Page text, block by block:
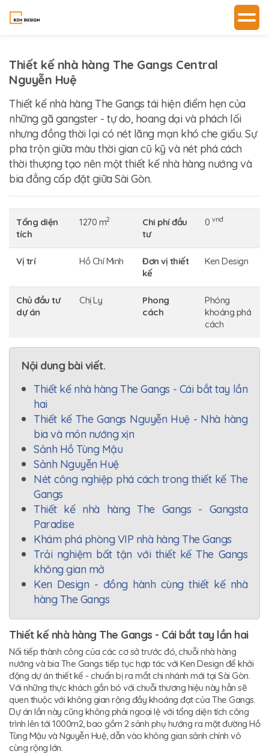
Thiết kế nhà hàng The Gangs Central
Nguyễn Huệ
Thiết kế nhà hàng The Gangs tái hiện điểm hẹn của
những gã gangster - tự do, hoang dại và phách lối
nhưng đồng thời lại có nét lãng mạn khó che giấu. Sự
pha trộn giữa màu thời gian cũ kỹ và nét phá cách
thời thượng tạo nên một thiết kế nhà hàng nướng và
bia đẳng cấp đặt giữa Sài Gòn.
Tổng diện
tích
1270 m2
Chi phí đầu
tư
0 vnđ
Vị trí Hồ Chí Minh
Đơn vị thiết
kế
Ken Design
Chủ đầu tư
dự án
Chị Ly
Phong
cách
Phóng
khoáng phá
cách
Nội dung bài viết.
Thiết kế nhà hàng The Gangs - Cái bắt tay lần
hai
Thiết kế The Gangs Nguyễn Huệ - Nhà hàng
bia và món nướng xịn
Sảnh Hồ Tùng Mậu
Sảnh Nguyễn Huệ
Nét công nghiệp phá cách trong thiết kế The
Gangs
Thiết kế nhà hàng The Gangs - Gangsta
Paradise
Khám phá phòng VIP nhà hàng The Gangs
Trải nghiệm bất tận với thiết kế The Gangs
không gian mở
Ken Design - đồng hành cùng thiết kế nhà
hàng The Gangs
Thiết kế nhà hàng The Gangs - Cái bắt tay lần hai
Nối tiếp thành công của các cơ sở trước đó, chuỗi nhà hàng
nướng và bia The Gangs tiếp tục hợp tác với Ken Design để khởi
động dự án thiết kế - chuẩn bị ra mắt chi nhánh mới tại Sài Gòn.
Với những thực khách gắn bó với chuỗi thương hiệu này hẳn sẽ
quen thuộc với không gian rộng đầy khoáng đạt của The Gangs.
Dự án lần này cũng không phải ngoại lệ với tổng diện tích công
trình lên tới 1000m2, bao gồm 2 sảnh phụ hướng ra mặt đường Hồ
Tùng Mậu và Nguyễn Huệ, dẫn vào không gian sảnh chính vô
cùng rộng lớn.